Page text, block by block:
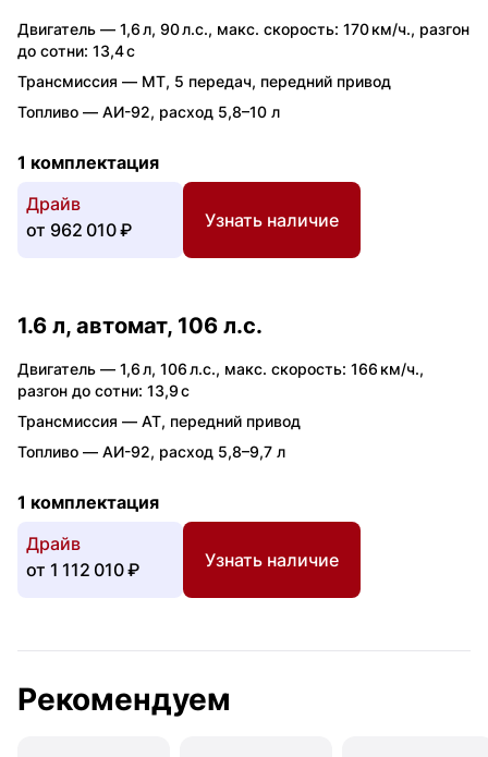
Двигатель — 1,6 л, 90 л.с., макс. скорость: 170 км/ч., разгон
до сотни: 13,4 с
Трансмиссия — MT, 5 передач, передний привод
Топливо — АИ-92, расход 5,8–10 л
1 комплектация
Драйв
от 962 010 ₽ Узнать наличие
1.6 л, автомат, 106 л.с.
Двигатель — 1,6 л, 106 л.с., макс. скорость: 166 км/ч.,
разгон до сотни: 13,9 с
Трансмиссия — AT, передний привод
Топливо — АИ-92, расход 5,8–9,7 л
1 комплектация
Драйв
от 1 112 010 ₽ Узнать наличие
Рекомендуем